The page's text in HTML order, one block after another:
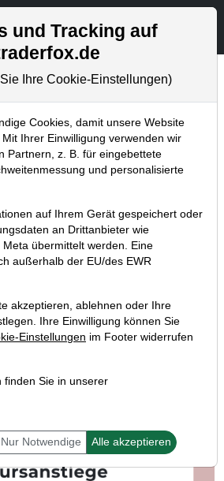
Aktien- und Artikelsuche
Blog
Radar zeigt
breite Kursanstiege
| A. Zehetner
und Tracking auf
Ihre Cookie-Einstellungen)
Cookies, damit unsere Website
Ihrer Einwilligung verwenden wir
Partnern, z. B. für eingebettete
und personalisierte
auf Ihrem Gerät gespeichert oder
an Drittanbieter wie
übermittelt werden. Eine
außerhalb der EU/des EWR
akzeptieren, ablehnen oder Ihre
Ihre Einwilligung können Sie
Einstellungen im Footer widerrufen
finden Sie in unserer
Nur Notwendige Alle akzeptieren